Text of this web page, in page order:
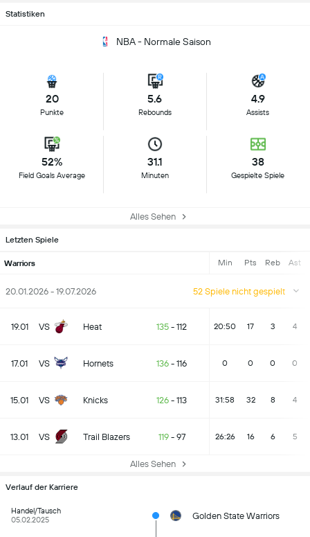
Statistiken
NBA - Normale Saison
20
Punkte
5.6
Rebounds
4.9
Assists
52%
Field Goals Average
31.1
Minuten
38
Gespielte Spiele
Alles Sehen
Letzten Spiele
Warriors Min Pts Reb Ast
20.01.2026 - 19.07.2026 52 Spiele nicht gespielt
19.01 VS Heat 135 - 112 20:50 17 3 4
17.01 VS Hornets 136 - 116 0 0 0 0
15.01 VS Knicks 126 - 113 31:58 32 8 4
13.01 VS Trail Blazers 119- 97 26:26 16 6 5
Alles Sehen
Verlauf der Karriere
Handel/Tausch
05.02.2025
Golden State Warriors